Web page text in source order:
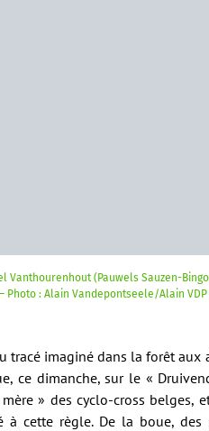
(Pauwels Sauzen-
Photo : Alain Vandepontseele/Alain
tracé imaginé dans la forêt aux
ce dimanche, sur le «
» des cyclo-cross belges,
à cette règle. De la boue, des